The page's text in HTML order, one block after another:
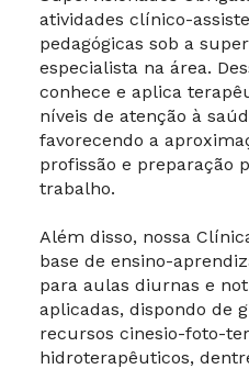
atividades clínico-
pedagógicas sob a
especialista na área.
conhece e aplica
níveis de atenção à
favorecendo a
profissão e preparação
trabalho.
Além disso, nossa
base de ensino-
para aulas diurnas e
aplicadas, dispondo de
recursos cinesio-foto-
hidroterapêuticos,